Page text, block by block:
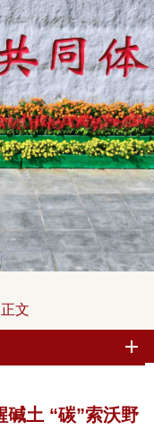
正文
碱土 “碳”索沃野